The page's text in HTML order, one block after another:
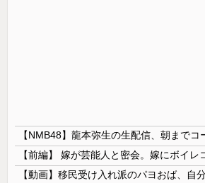
【NMB48】龍本弥生の生配信、朝までコ